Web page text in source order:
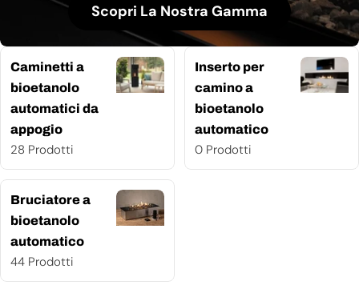
Scopri La Nostra Gamma
Caminetti a
bioetanolo
automatici da
appogio
28 Prodotti
Inserto per
camino a
bioetanolo
automatico
0 Prodotti
Bruciatore a
bioetanolo
automatico
44 Prodotti